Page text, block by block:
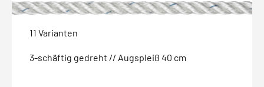
11 Varianten
3-schäftig gedreht // Augspleiß 40 cm